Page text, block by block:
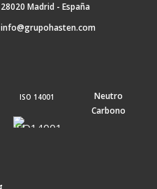
28020 Madrid - España
info@grupohasten.com
ISO 14001
Neutro
Carbono